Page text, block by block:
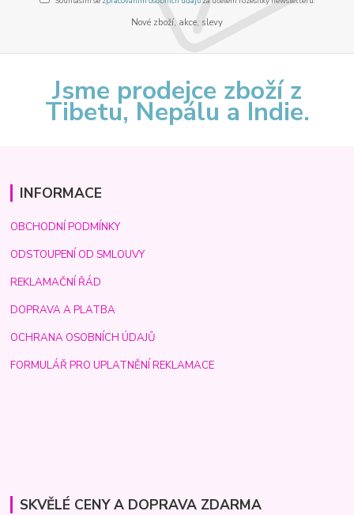
Nové zboží, akce, slevy
Jsme prodejce zboží z
Tibetu, Nepálu a Indie.
INFORMACE
OBCHODNÍ PODMÍNKY
ODSTOUPENÍ OD SMLOUVY
REKLAMAČNÍ ŘÁD
DOPRAVA A PLATBA
OCHRANA OSOBNÍCH ÚDAJŮ
FORMULÁŘ PRO UPLATNĚNÍ REKLAMACE
SKVĚLÉ CENY A DOPRAVA ZDARMA